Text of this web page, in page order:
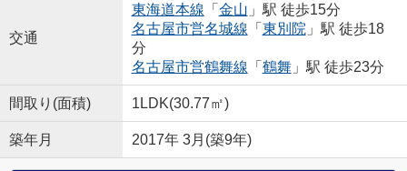
交通
東海道本線 「 金山 」駅 徒歩15分
名古屋市営名城線 「 東別院 」駅 徒歩18
分
名古屋市営鶴舞線 「 鶴舞」駅 徒歩23分
間取り(面積) 1LDK(30.77㎡)
築年月 2017年 3月(築9年)